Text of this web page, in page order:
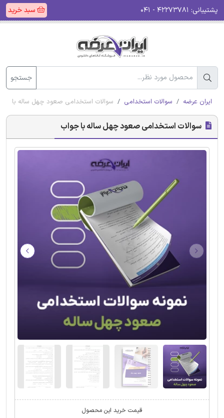
پشتیبانی: سبد خرید
جستجو
ایران عرضه سوالات استخدامی سوالات استخدامی صعود چهل ساله با
سوالات استخدامی صعود چهل ساله با جواب
قیمت خرید این محصول